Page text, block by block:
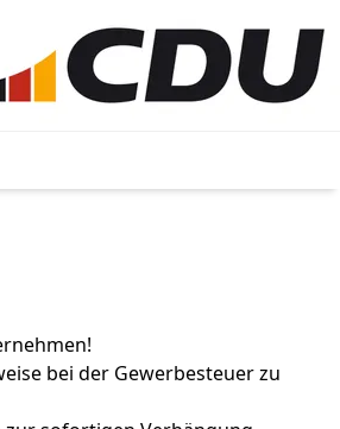
bei der Gewerbesteuer zu